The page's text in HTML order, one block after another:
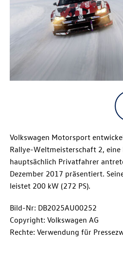
Volkswagen Motorsport
Rallye-Weltmeisterschaft 2, eine
hauptsächlich Privatfahrer
Dezember 2017 präsentiert.
leistet 200 kW (272 PS).
Bild-Nr: DB2025AU00252
Copyright: Volkswagen AG
Rechte: Verwendung für